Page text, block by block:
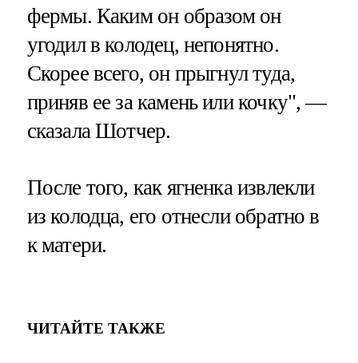
фермы. Каким он образом он
угодил в колодец, непонятно.
Скорее всего, он прыгнул туда,
приняв ее за камень или кочку", —
сказала Шотчер.
После того, как ягненка извлекли
из колодца, его отнесли обратно в
к матери.
ЧИТАЙТЕ ТАКЖЕ